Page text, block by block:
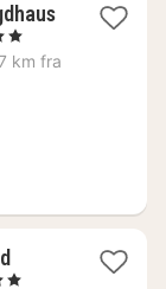
km fra